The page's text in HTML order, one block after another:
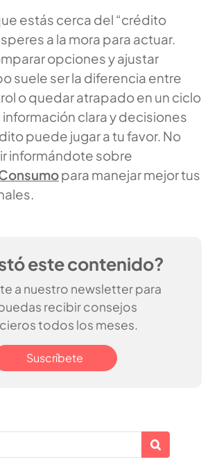
estás cerca del “crédito
a la mora para actuar.
opciones y ajustar
suele ser la diferencia entre
o quedar atrapado en un ciclo
clara y decisiones
puede jugar a tu favor. No
informándote sobre
para manejar mejor tus
este contenido?
a nuestro newsletter para
recibir consejos
todos los meses.
Suscríbete